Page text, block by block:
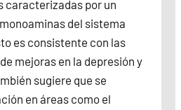
caracterizadas por un
del sistema
es consistente con las
mejoras en la depresión y
sugiere que se
en áreas como el